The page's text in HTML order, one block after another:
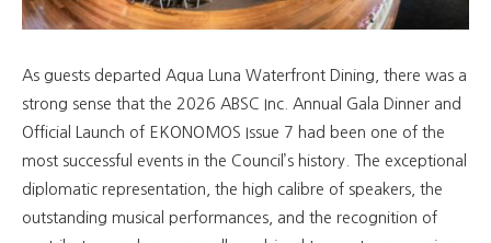
As guests departed Aqua Luna Waterfront Dining, there was a
strong sense that the 2026 ABSC Inc. Annual Gala Dinner and
Official Launch of EKONOMOS Issue 7 had been one of the
most successful events in the Council’s history. The exceptional
diplomatic representation, the high calibre of speakers, the
outstanding musical performances, and the recognition of